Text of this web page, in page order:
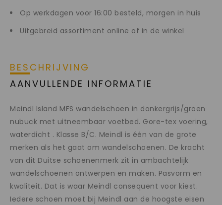
Op werkdagen voor 16:00 besteld, morgen in huis
Uitgebreid assortiment online of in de winkel
BESCHRIJVING
AANVULLENDE INFORMATIE
Meindl Island MFS wandelschoen in donkergrijs/groen
nubuck met uitneembaar voetbed. Gore-tex voering,
waterdicht . Klasse B/C. Meindl is één van de grote
merken als het gaat om wandelschoenen. De kracht
van dit Duitse schoenenmerk zit in ambachtelijk
wandelschoenen ontwerpen en maken. Pasvorm en
kwaliteit. Dat is waar Meindl consequent voor kiest.
Iedere schoen moet bij Meindl aan de hoogste eisen